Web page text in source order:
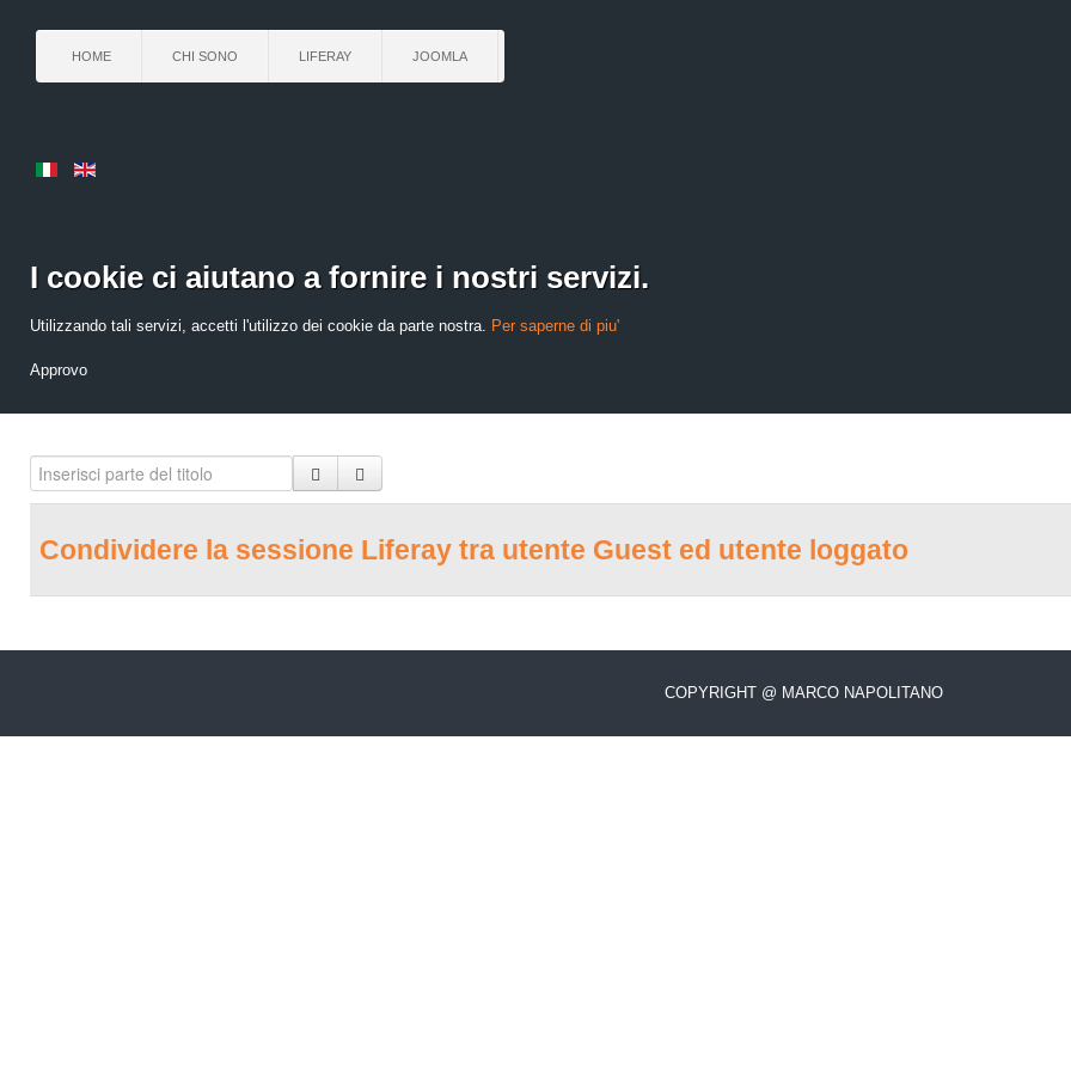
HOME CHI SONO LIFERAY JOOMLA
I cookie ci aiutano a fornire i nostri servizi.
Utilizzando tali servizi, accetti l'utilizzo dei cookie da parte nostra. Per saperne di piu'
Approvo
Condividere la sessione Liferay tra utente Guest ed utente loggato
COPYRIGHT @ MARCO NAPOLITANO